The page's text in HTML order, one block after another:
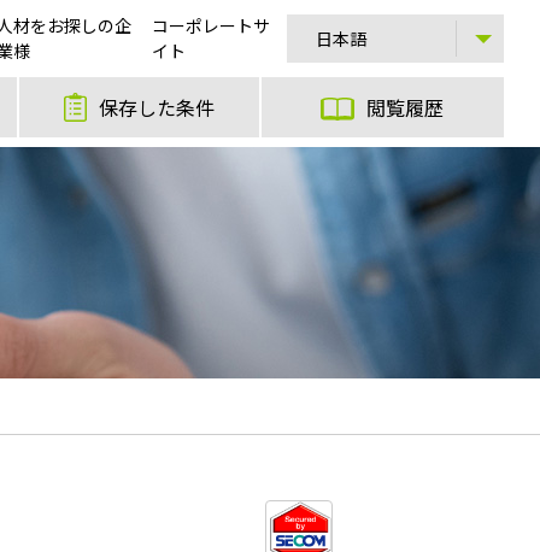
材をお探しの企
様
コーポレートサ
イト
保存した条件 閲覧履歴